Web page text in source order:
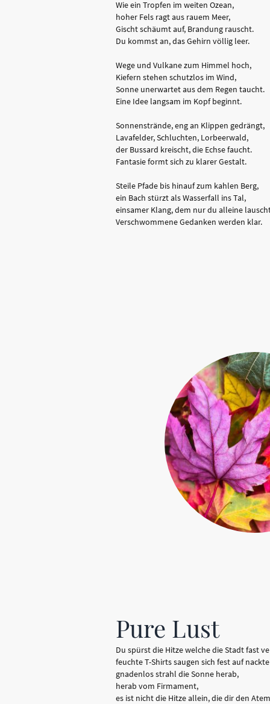
Wie ein Tropfen im weiten Ozean,
hoher Fels ragt aus rauem Meer,
Gischt schäumt auf, Brandung rauscht.
Du kommst an, das Gehirn völlig leer.
Wege und Vulkane zum Himmel hoch,
Kiefern stehen schutzlos im Wind,
Sonne unerwartet aus dem Regen taucht.
Eine Idee langsam im Kopf beginnt.
Sonnenstrände, eng an Klippen gedrängt,
Lavafelder, Schluchten, Lorbeerwald,
der Bussard kreischt, die Echse faucht.
Fantasie formt sich zu klarer Gestalt.
Steile Pfade bis hinauf zum kahlen Berg,
ein Bach stürzt als Wasserfall ins Tal,
einsamer Klang, dem nur du alleine
Verschwommene Gedanken werden klar.
Pure Lust
Du spürst die Hitze welche die Stadt fast
feuchte T-Shirts saugen sich fest auf
gnadenlos strahl die Sonne herab,
herab vom Firmament,
es ist nicht die Hitze allein, die dir den